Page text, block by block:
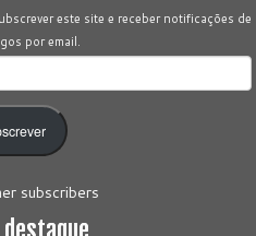
este site e receber notificações de
por email.
subscribers
destaque